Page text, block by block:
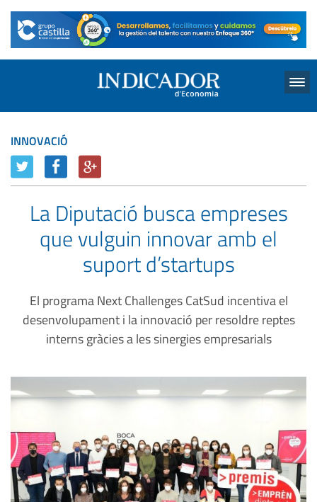
INNOVACIÓ
La Diputació busca empreses
que vulguin innovar amb el
suport d’startups
El programa Next Challenges CatSud incentiva el
desenvolupament i la innovació per resoldre reptes
interns gràcies a les sinergies empresarials